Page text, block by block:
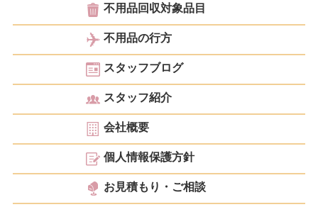
不用品回収対象品目
不用品の行方
スタッフブログ
スタッフ紹介
会社概要
個人情報保護方針
お見積もり・ご相談